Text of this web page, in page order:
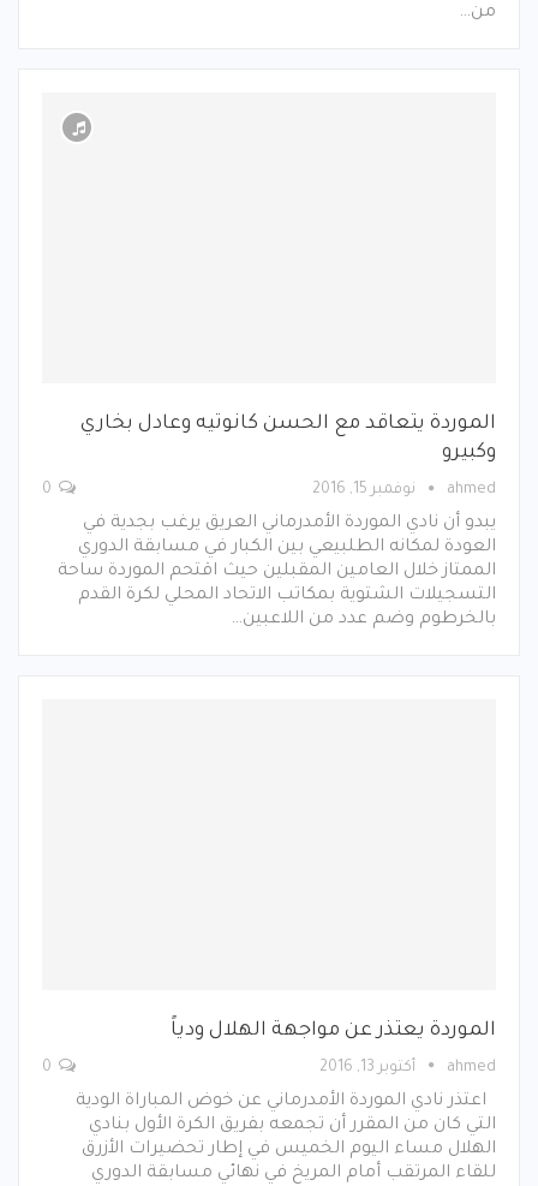
من…
الموردة يتعاقد مع الحسن كانوتيه وعادل بخاري
وكبيرو
ahmed نوفمبر 15, 2016
يبدو أن نادي الموردة الأمدرماني العريق يرغب بجدية في
العودة لمكانه الطلبيعي بين الكبار في مسابقة الدوري
الممتاز خلال العامين المقبلين حيث اقتحم الموردة ساحة
التسجيلات الشتوية بمكاتب الاتحاد المحلي لكرة القدم
بالخرطوم وضم عدد من اللاعبين…
الموردة يعتذر عن مواجهة الهلال ودياً
ahmed أكتوبر 13, 2016
اعتذر نادي الموردة الأمدرماني عن خوض المباراة الودية
التي كان من المقرر أن تجمعه بفريق الكرة الأول بنادي
الهلال مساء اليوم الخميس في إطار تحضيرات الأزرق
للقاء المرتقب أمام المريخ في نهائي مسابقة الدوري